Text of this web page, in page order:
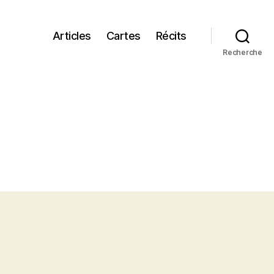
Articles Cartes Récits
Recherche